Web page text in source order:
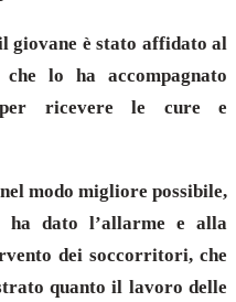
giovane è stato affidato al
lo ha accompagnato
per ricevere le cure e
modo migliore possibile,
dato l’allarme e alla
dei soccorritori, che
quanto il lavoro delle